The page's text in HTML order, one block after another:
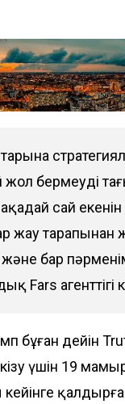
жол бермеуді
сай
жау
бар
Fars агенттігі
бұған дейін
үшін 19